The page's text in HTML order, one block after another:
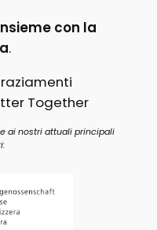
con la
.
Together
ai nostri attuali principali